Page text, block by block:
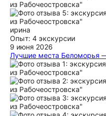
ирина
Опыт: 4 экскурсии
9 июня 2026
Лучшие места Беломорья
Плюсы: Хороший гид
из далека, Белуги
много рассказывал,
только остановка в
информации, что можно
вернуться обратно. Мне